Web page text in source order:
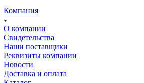
Компания
О компании
Свидетельства
Наши поставщики
Реквизиты компании
Новости
Доставка и оплата